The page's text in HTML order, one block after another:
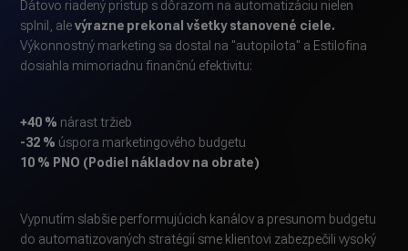
Dátovo riadený prístup s dôrazom na automatizáciu nielen
splnil, alevýrazne prekonal všetky stanovené ciele.
Výkonnostný marketing sa dostal na "autopilota" a Estilofina
dosiahla mimoriadnu finančnú efektivitu:
+40 % nárast tržieb
-32 % úspora marketingového budgetu
10 % PNO (Podiel nákladov na obrate)
Vypnutím slabšie performujúcich kanálov a presunom budgetu
do automatizovaných stratégií sme klientovi zabezpečili vysoký